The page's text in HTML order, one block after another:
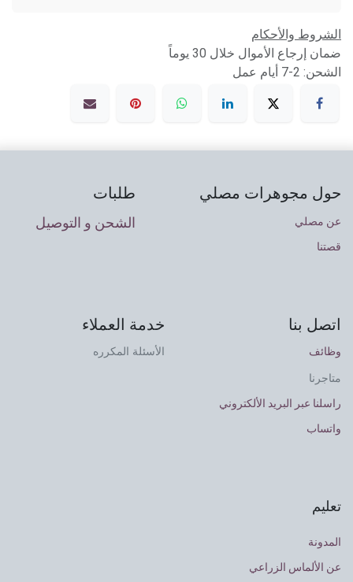
الشروط والأحكام
ضمان إرجاع الأموال خلال 30 يوماً
الشحن: 2-7 أيام عمل
حول مجوهرات مصلي
عن مصلي
قصتنا
طلبات
الشحن و التوصيل
اتصل بنا
وظائف
متاجرنا
راسلنا عبر البريد الألكتروني
واتساب
خدمة العملاء
الأسئلة المكرره
تعليم
المدونة
عن الألماس الزراعي